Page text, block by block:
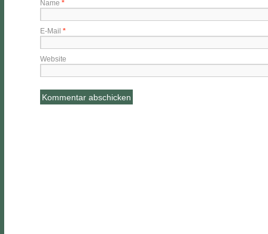
Name *
E-Mail *
Website